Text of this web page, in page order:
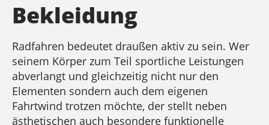
Bekleidung
Radfahren bedeutet draußen aktiv zu sein. Wer
seinem Körper zum Teil sportliche Leistungen
abverlangt und gleichzeitig nicht nur den
Elementen sondern auch dem eigenen
Fahrtwind trotzen möchte, der stellt neben
ästhetischen auch besondere funktionelle